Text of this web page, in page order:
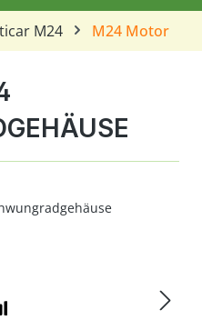
M24 M24 Motor